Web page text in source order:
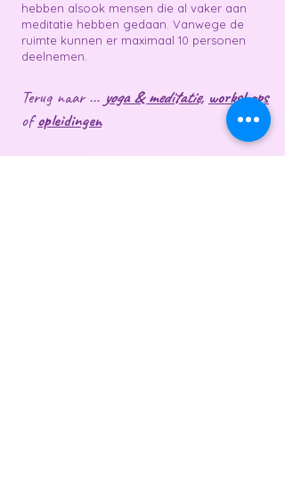
hebben alsook mensen die al vaker aan
meditatie hebben gedaan. Vanwege de
ruimte kunnen er maximaal 10 personen
deelnemen.
Terug naar ... yoga & meditatie, workshops
ofopleidingen